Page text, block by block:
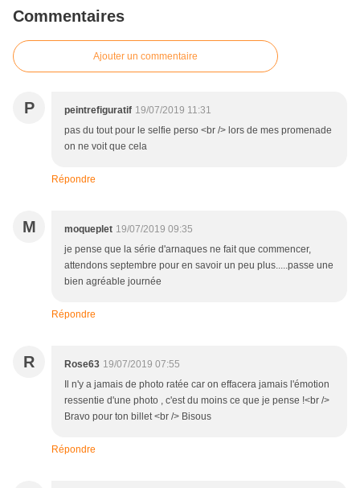
Commentaires
Ajouter un commentaire
P peintrefiguratif 19/07/2019 11:31
pas du tout pour le selfie perso <br /> lors de mes promenade
on ne voit que cela
Répondre
M moqueplet 19/07/2019 09:35
je pense que la série d'arnaques ne fait que commencer,
attendons septembre pour en savoir un peu plus.....passe une
bien agréable journée
Répondre
R Rose63 19/07/2019 07:55
Il n'y a jamais de photo ratée car on effacera jamais l'émotion
ressentie d'une photo , c'est du moins ce que je pense !<br />
Bravo pour ton billet <br /> Bisous
Répondre